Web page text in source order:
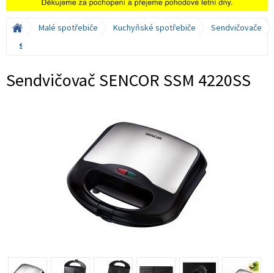
Malé spotřebiče Kuchyňské spotřebiče
Sendvičovače
Sendvičovač SENCOR SSM 4220SS
Sendvičovač SENCOR SSM 4220SS